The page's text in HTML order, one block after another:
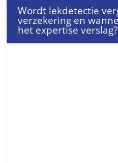
Wordt lekdetectie
verzekering en
het expertise verslag?